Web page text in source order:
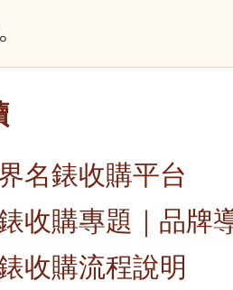
名錶收購平台
收購專題｜品牌
收購流程說明